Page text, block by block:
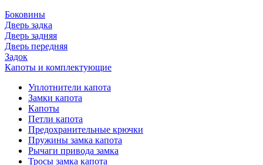
Боковины
Дверь задка
Дверь задняя
Дверь передняя
Задок
Капоты и комплектующие
Уплотнители капота
Замки капота
Капоты
Петли капота
Предохранительные крючки
Пружины замка капота
Рычаги привода замка
Тросы замка капота